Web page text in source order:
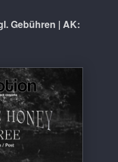
Gebühren | AK: